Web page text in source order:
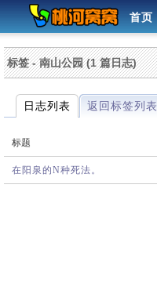
首页
标签 - 南山公园 (1 篇日志)
日志列表 返回标签列表
标题
在阳泉的N种死法。